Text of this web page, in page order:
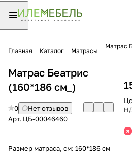
Главная Каталог Матрасы
Матрас
Матрас Беатрис
(160*186 см_)
0
Нет отзывов
Арт. ЦБ-00046460
Размер матраса, см: 160*186 см